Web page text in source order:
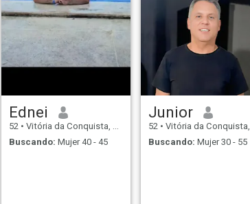
Ednei
52 • Vitória da Conquista, Bahia, Brasil
Buscando: Mujer 40 - 45
Junior
52 • Vitória da Conquista, Bahia, Brasil
Buscando: Mujer 30 - 55